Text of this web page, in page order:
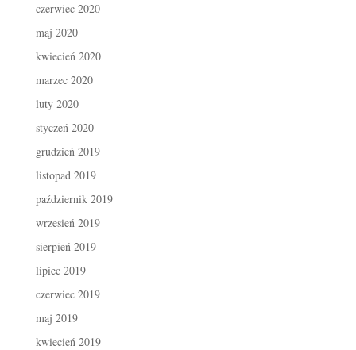
czerwiec 2020
maj 2020
kwiecień 2020
marzec 2020
luty 2020
styczeń 2020
grudzień 2019
listopad 2019
październik 2019
wrzesień 2019
sierpień 2019
lipiec 2019
czerwiec 2019
maj 2019
kwiecień 2019